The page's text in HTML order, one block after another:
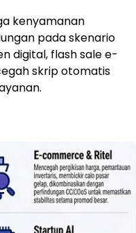
kenyamanan
pada skenario
digital, flash sale e-
skrip otomatis